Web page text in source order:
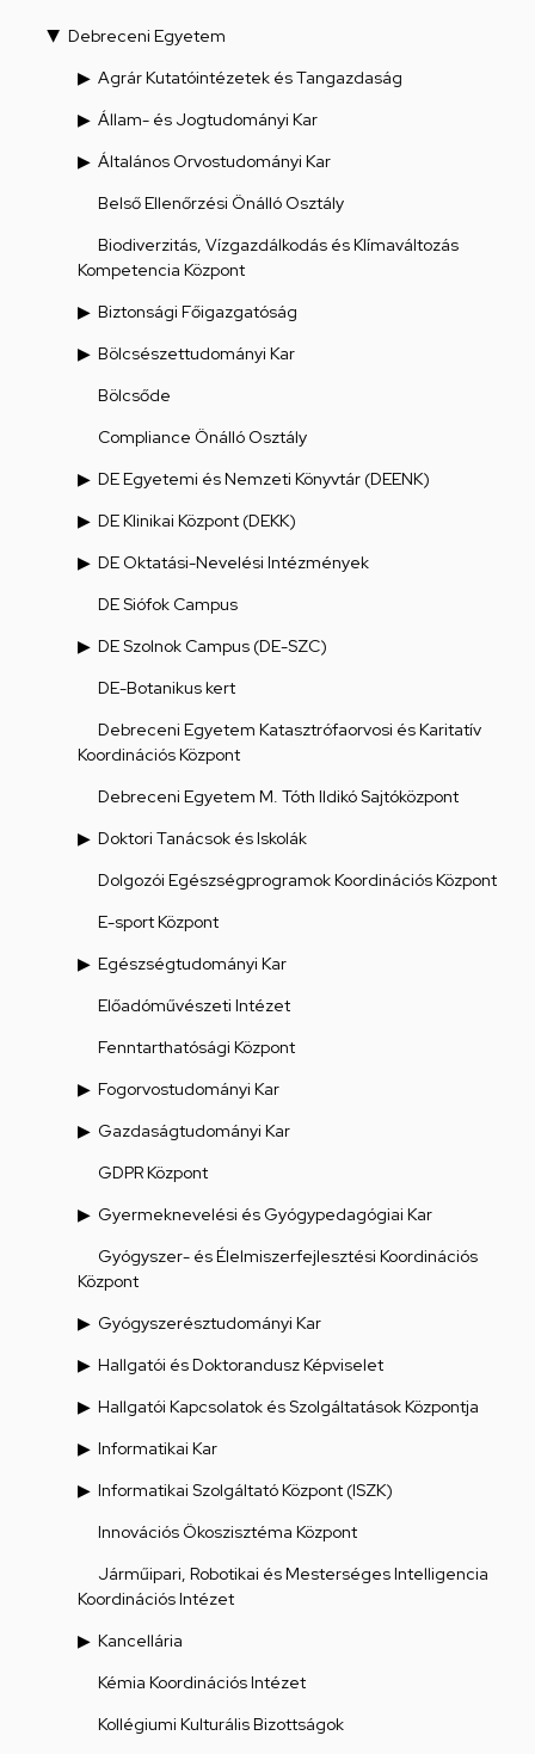
Debreceni Egyetem
Agrár Kutatóintézetek és Tangazdaság
Állam- és Jogtudományi Kar
Általános Orvostudományi Kar
Belső Ellenőrzési Önálló Osztály
Biodiverzitás, Vízgazdálkodás és Klímaváltozás
Kompetencia Központ
Biztonsági Főigazgatóság
Bölcsészettudományi Kar
Bölcsőde
Compliance Önálló Osztály
DE Egyetemi és Nemzeti Könyvtár (DEENK)
DE Klinikai Központ (DEKK)
DE Oktatási-Nevelési Intézmények
DE Siófok Campus
DE Szolnok Campus (DE-SZC)
DE-Botanikus kert
Debreceni Egyetem Katasztrófaorvosi és Karitatív
Koordinációs Központ
Debreceni Egyetem M. Tóth Ildikó Sajtóközpont
Doktori Tanácsok és Iskolák
Dolgozói Egészségprogramok Koordinációs Központ
E-sport Központ
Egészségtudományi Kar
Előadóművészeti Intézet
Fenntarthatósági Központ
Fogorvostudományi Kar
Gazdaságtudományi Kar
GDPR Központ
Gyermeknevelési és Gyógypedagógiai Kar
Gyógyszer- és Élelmiszerfejlesztési Koordinációs
Központ
Gyógyszerésztudományi Kar
Hallgatói és Doktorandusz Képviselet
Hallgatói Kapcsolatok és Szolgáltatások Központja
Informatikai Kar
Informatikai Szolgáltató Központ (ISZK)
Innovációs Ökoszisztéma Központ
Járműipari, Robotikai és Mesterséges Intelligencia
Koordinációs Intézet
Kancellária
Kémia Koordinációs Intézet
Kollégiumi Kulturális Bizottságok